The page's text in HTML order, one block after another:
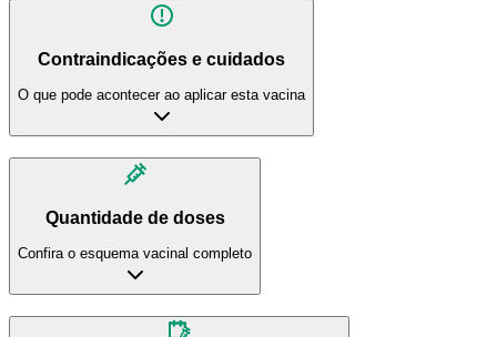
Contraindicações e cuidados
O que pode acontecer ao aplicar esta vacina
Quantidade de doses
Confira o esquema vacinal completo